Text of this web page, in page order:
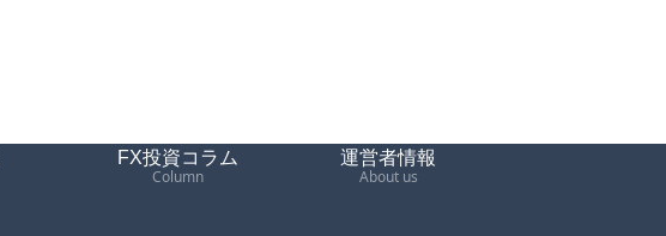
FX投資コラム
Column
運営者情報
About us